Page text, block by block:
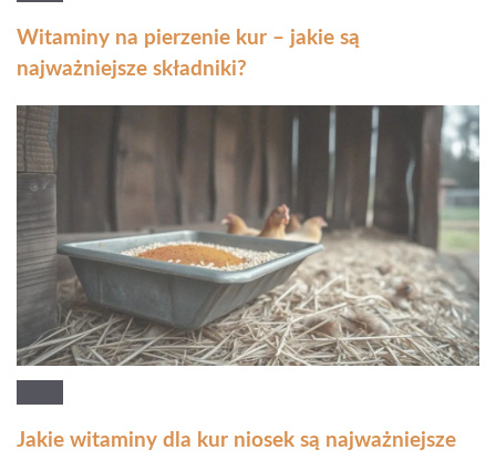
Witaminy na pierzenie kur – jakie są
najważniejsze składniki?
Jakie witaminy dla kur niosek są najważniejsze